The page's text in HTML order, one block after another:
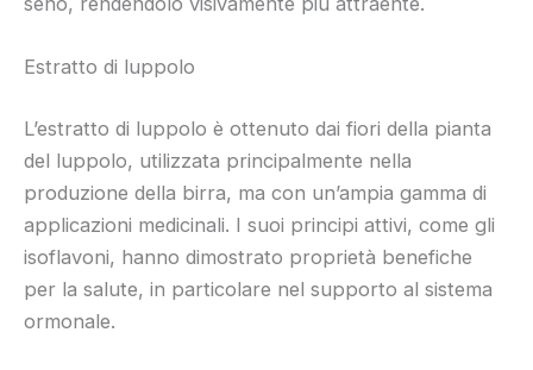
Estratto di luppolo
L’estratto di luppolo è ottenuto dai fiori della pianta
del luppolo, utilizzata principalmente nella
produzione della birra, ma con un’ampia gamma di
applicazioni medicinali. I suoi principi attivi, come gli
isoflavoni, hanno dimostrato proprietà benefiche
per la salute, in particolare nel supporto al sistema
ormonale.